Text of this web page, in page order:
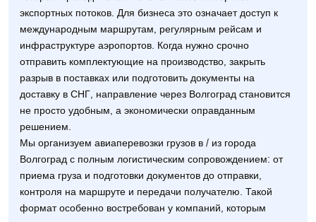
экспортных потоков. Для бизнеса это означает доступ к
международным маршрутам, регулярным рейсам и
инфраструктуре аэропортов. Когда нужно срочно
отправить комплектующие на производство, закрыть
разрыв в поставках или подготовить документы на
доставку в СНГ, направление через Волгоград становится
не просто удобным, а экономически оправданным
решением.
Мы организуем авиаперевозки грузов в / из города
Волгоград с полным логистическим сопровождением: от
приема груза и подготовки документов до отправки,
контроля на маршруте и передачи получателю. Такой
формат особенно востребован у компаний, которым